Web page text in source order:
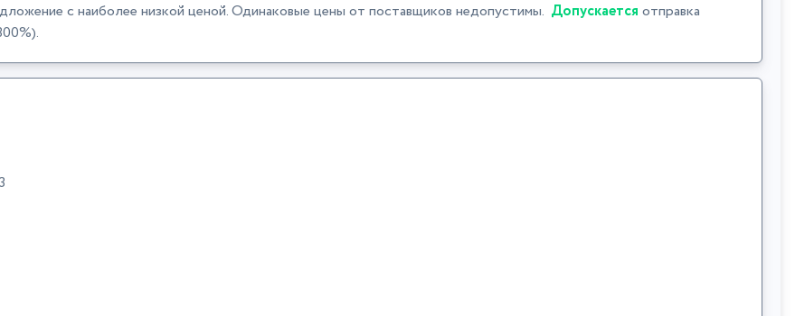
с наиболее низкой ценой. Одинаковые цены от поставщиков недопустимы. Допускается отправка